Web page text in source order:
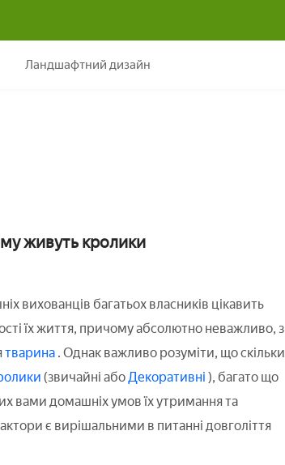
Ландшафтний дизайн
живуть кролики
вихованців багатьох власників цікавить
їх життя, причому абсолютно неважливо, з
тварина . Однак важливо розуміти, що скільки
(звичайні абоДекоративні ), багато що
вами домашніх умов їх утримання та
є вирішальними в питанні довголіття